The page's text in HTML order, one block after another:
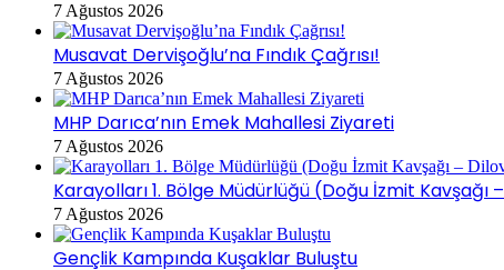
7 Ağustos 2026
Musavat Dervişoğlu’na Fındık Çağrısı!
7 Ağustos 2026
MHP Darıca’nın Emek Mahallesi Ziyareti
7 Ağustos 2026
Karayolları 1. Bölge Müdürlüğü (Doğu İzmit Kavşağı
7 Ağustos 2026
Gençlik Kampında Kuşaklar Buluştu